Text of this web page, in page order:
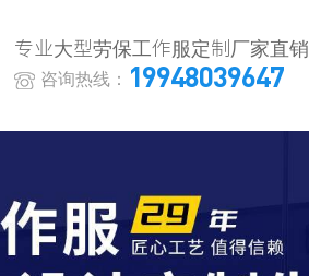
专业大型劳保工作服定制厂家直销
咨询热线： 19948039647